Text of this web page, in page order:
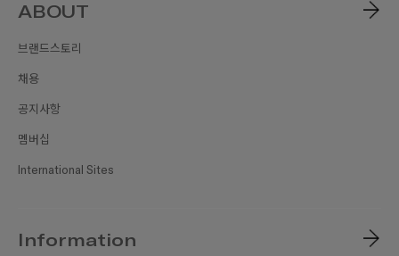
ABOUT
브랜드스토리
채용
공지사항
멤버십
International Sites
Information